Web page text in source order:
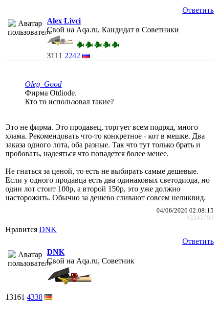
Ответить
Alex Livci
Свой на Aqa.ru, Кандидат в Советники
3111 2242
Oleg_Good
Фирма Otdiode.
Кто то использовал такие?
Это не фирма. Это продавец, торгует всем подряд, много
хлама. Рекомендовать что-то конкретное - кот в мешке. Два
заказа одного лота, оба разные. Так что тут только брать и
пробовать, надеяться что попадется более менее.
Не гнаться за ценой, то есть не выбирать самые дешевые.
Если у одного продавца есть два одинаковых светодиода, но
один лот стоит 100р, а второй 150р, это уже должно
насторожить. Обычно за дешево сливают совсем неликвид.
04/06/2026 02:08:15
#3243790
Нравится DNK
Ответить
DNK
Свой на Aqa.ru, Советник
13161 4338